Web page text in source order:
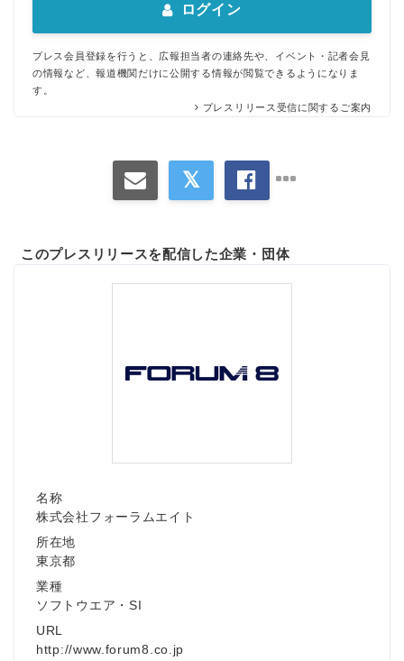
ログイン
プレス会員登録を行うと、広報担当者の連絡先や、イベント・記者会見
の情報など、報道機関だけに公開する情報が閲覧できるようになりま
す。
プレスリリース受信に関するご案内
このプレスリリースを配信した企業・団体
名称
株式会社フォーラムエイト
所在地
東京都
業種
ソフトウエア・SI
URL
http://www.forum8.co.jp